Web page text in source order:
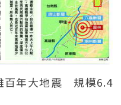
百年大地震 規模6.4